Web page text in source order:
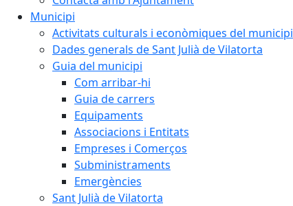
Municipi
Activitats culturals i econòmiques del municipi
Dades generals de Sant Julià de Vilatorta
Guia del municipi
Com arribar-hi
Guia de carrers
Equipaments
Associacions i Entitats
Empreses i Comerços
Subministraments
Emergències
Sant Julià de Vilatorta